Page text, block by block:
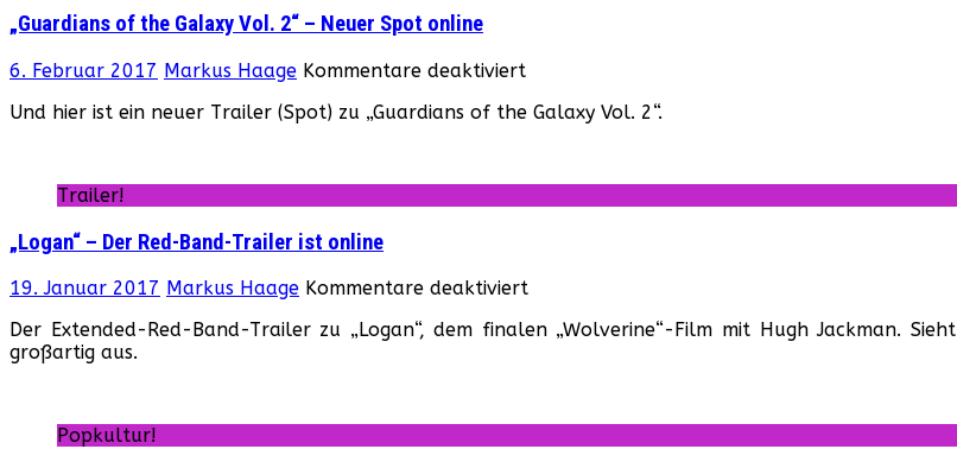
„Guardians of the Galaxy Vol. 2“ – Neuer Spot online
6. Februar 2017 Markus Haage Kommentare deaktiviertfür
of
Vol.
2“
online
Und hier ist ein neuer Trailer (Spot) zu „Guardians of the Galaxy Vol. 2“.
Trailer!
„Logan“ – Der Red-Band-Trailer ist online
19. Januar 2017 Markus Haage Kommentare deaktiviertfür
–
Trailer
ist
Der Extended-Red-Band-Trailer zu „Logan“, dem finalen „Wolverine“-Film mit Hugh Jackman. Sieht
großartig aus.
Popkultur!